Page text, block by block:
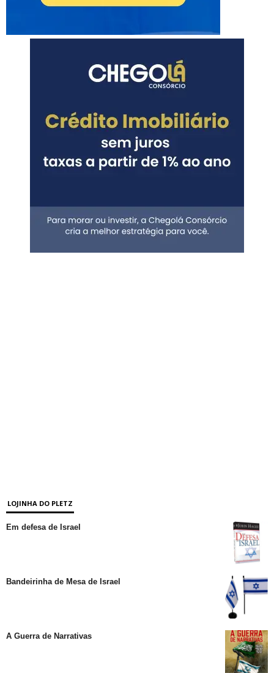
LOJINHA DO PLETZ
Em defesa de Israel
Bandeirinha de Mesa de Israel
A Guerra de Narrativas